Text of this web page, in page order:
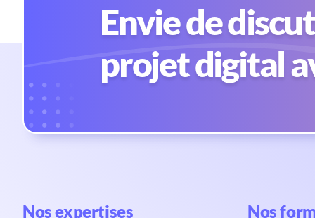
Envie de
projet digital
Nos expertises​ Nos